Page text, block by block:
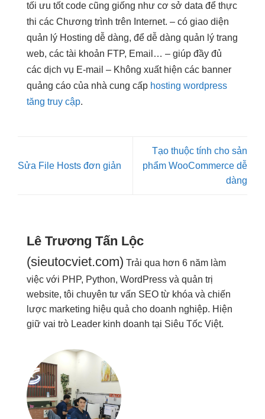
tối ưu tốtcode cũng giống như cơ sở data để thực
thi các Chương trình trên Internet. – có giao diện
quản lý Hosting dễ dàng, để dễ dàng quản lý trang
web, các tài khoản FTP, Email… – giúp đầy đủ
các dịch vụ E-mail – Không xuất hiện các banner
quảng cáo của nhà cung cấp hosting wordpress
tăng truy cập.
Sửa File Hosts đơn giản
Tạo thuộc tính cho sản
phẩm WooCommerce dễ
dàng
Lê Trương Tấn Lộc
(sieutocviet.com) Trải qua hơn 6 năm làm
việc với PHP, Python, WordPress và quản trị
website, tôi chuyên tư vấn SEO từ khóa và chiến
lược marketing hiệu quả cho doanh nghiệp. Hiện
giữ vai trò Leader kinh doanh tại Siêu Tốc Việt.